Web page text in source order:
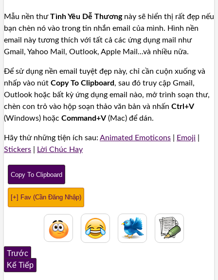
Mẫu nền thưTình Yêu Dễ Thươngnày sẽ hiển thị rất đẹp nếu
bạn chèn nó vào trong tin nhắn email của mình. Hình nền
email này tương thích với tất cả các ứng dụng mail như
Gmail, Yahoo Mail, Outlook, Apple Mail...và nhiều nữa.
Để sử dụng nền email tuyệt đẹp này, chỉ cần cuộn xuống và
nhấp vào nút Copy To Clipboard, sau đó truy cập Gmail,
Outlook hoặc bất kỳ ứng dụng email nào, mở trình soạn thư,
chèn con trỏ vào hộp soạn thảo văn bản và nhấn Ctrl+V
(Windows) hoặc Command+V (Mac) để dán.
Hãy thử những tiện ích sau: Animated Emoticons Emoji
Stickers
Lời Chúc Hay
Copy To Clipboard
[+] Fav (Cần Đăng Nhập)
Trước
Kế Tiếp